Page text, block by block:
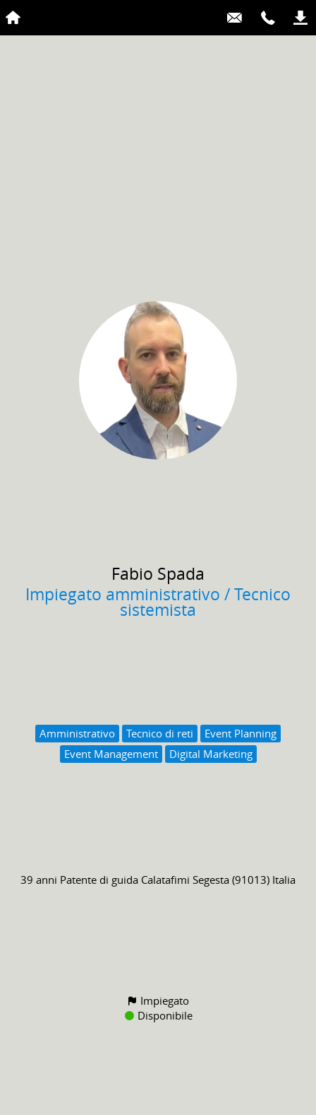
Fabio Spada
Impiegato amministrativo / Tecnico
sistemista
Amministrativo Tecnico di reti
Event Planning
Event Management
Digital Marketing
39 anni Patente di guida Calatafimi Segesta (91013) Italia
Impiegato
Disponibile